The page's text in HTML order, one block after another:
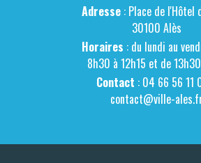
Adresse: Place de l'Hôtel
30100 Alès
Horaires : du lundi au
8h30 à 12h15 et de
Contact : 04 66 56 11
contact@ville-